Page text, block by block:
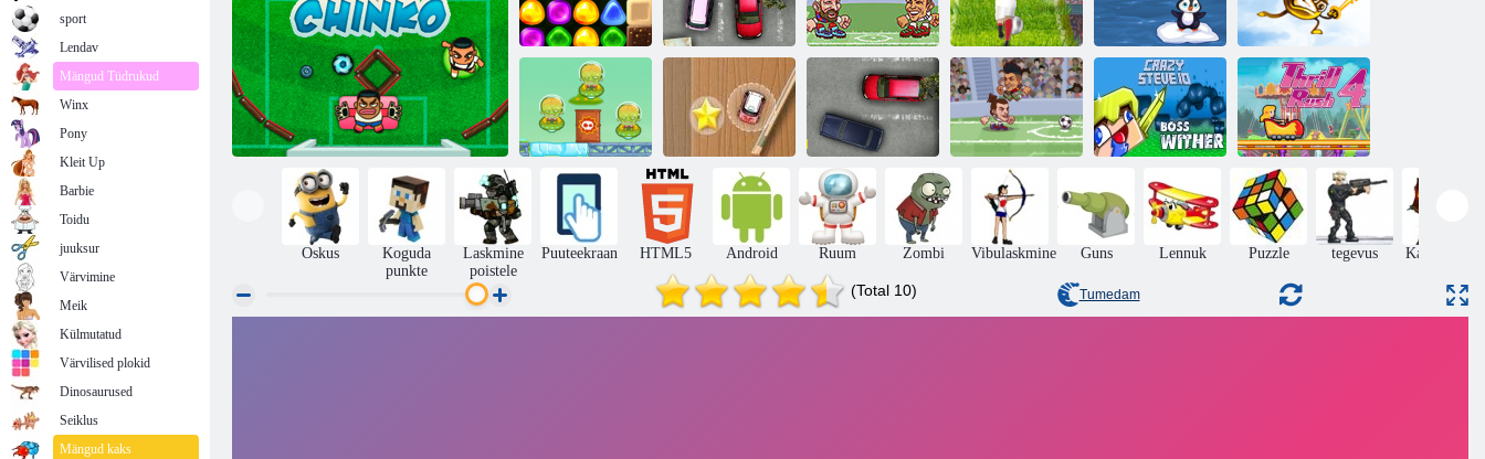
Tagasi
Candyland 4:
Lollipopi aed
Parkimine raev
Heads Arena
Euro Soccer
Euro jalgpalli
sprint
Penguin
vahelejätmise
Võti ja kilp
Cowboys vs
marslased
Mini Race Rush Parkimis raev 2
Heads Arena
Soccer All Stars
Crazysteve. io Thrill Rush 4
Oskus
Koguda
punkte
Laskmine
poistele
Puuteekraan HTML5 Android Ruum Zombi Vibulaskmine Guns Lennuk Puzzle tegevus Kaitse lossi
(Total 10) Tumedam
sport
Lendav
Mängud Tüdrukud
Winx
Pony
Kleit Up
Barbie
Toidu
juuksur
Värvimine
Meik
Külmutatud
Värvilised plokid
Dinosaurused
Seiklus
Mängud kaks